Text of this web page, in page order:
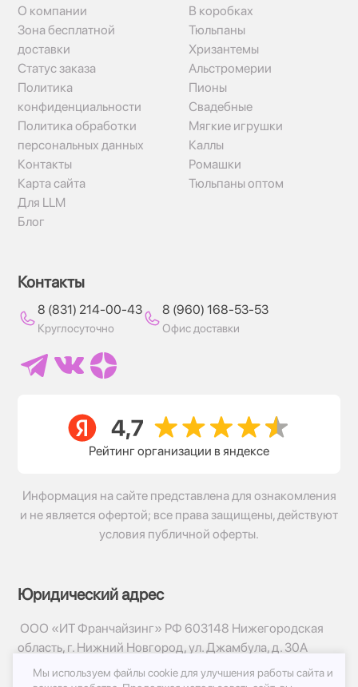
О компании
Зона бесплатной
доставки
Статус заказа
Политика
конфиденциальности
Политика обработки
персональных данных
Контакты
Карта сайта
Для LLM
Блог
В коробках
Тюльпаны
Хризантемы
Альстромерии
Пионы
Свадебные
Мягкие игрушки
Каллы
Ромашки
Тюльпаны оптом
Контакты
8 (831) 214-00-43
Круглосуточно
8 (960) 168-53-53
Офис доставки
Рейтинг организации в яндексе
Информация на сайте представлена для ознакомления
и не является офертой; все права защищены, действуют
условия публичной оферты.
Юридический адрес
ООО «ИТ Франчайзинг» РФ 603148 Нижегородская
область, г. Нижний Новгород, ул. Джамбула, д. 30А
© 2017-2026г, База Цветов 24.ру
Мы используем файлы cookie для улучшения работы сайта и